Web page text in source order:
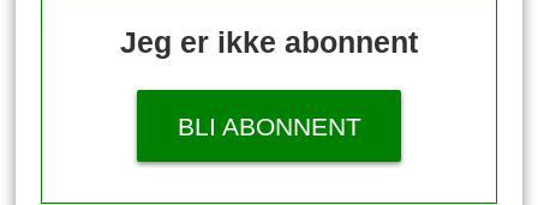
Jeg er ikke abonnent
BLI ABONNENT